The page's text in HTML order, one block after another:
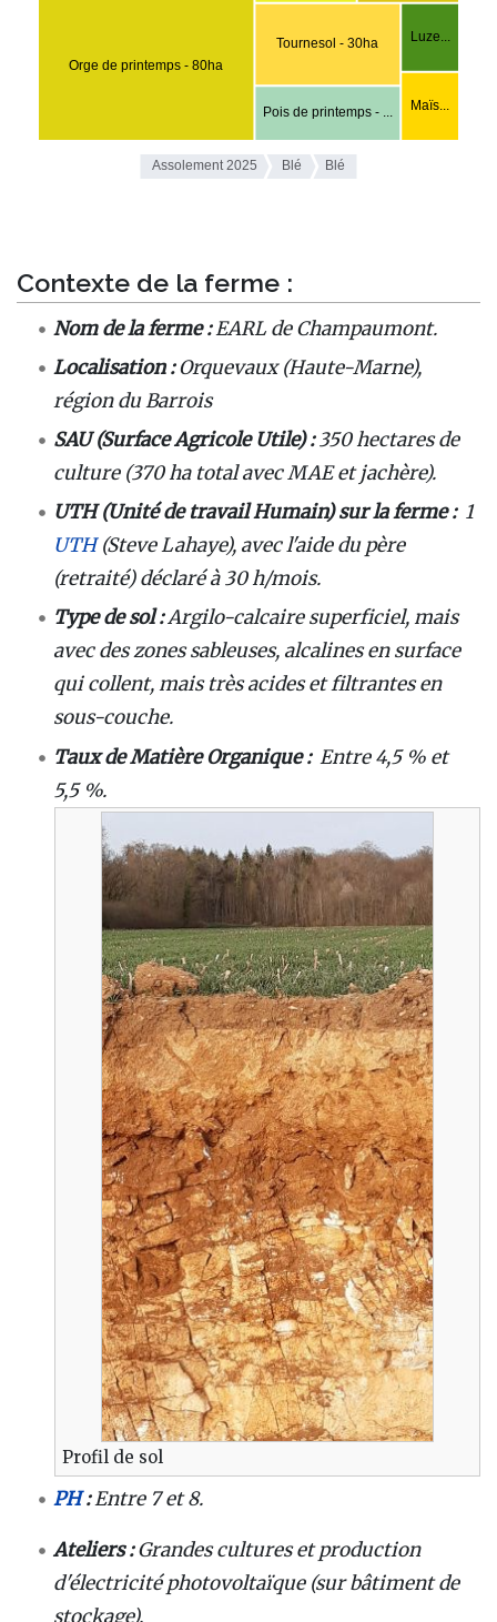
Contexte de la ferme :
Nom de la ferme :EARL de Champaumont.
Localisation :Orquevaux (Haute-Marne),
région du Barrois
SAU (Surface Agricole Utile) :350 hectares de
culture (370 ha total avec MAE et jachère).
UTH (Unité de travail Humain) sur la ferme :1
UTH(Steve Lahaye), avec l'aide du père
(retraité) déclaré à 30 h/mois.
Type de sol :Argilo-calcaire superficiel, mais
avec des zones sableuses, alcalines en surface
qui collent, mais très acides et filtrantes en
sous-couche.
Taux de Matière Organique :Entre 4,5 % et
5,5 %.
Profil de sol
PH:Entre 7 et 8.
Ateliers :Grandes cultures et production
d'électricité photovoltaïque (sur bâtiment de
stockage).